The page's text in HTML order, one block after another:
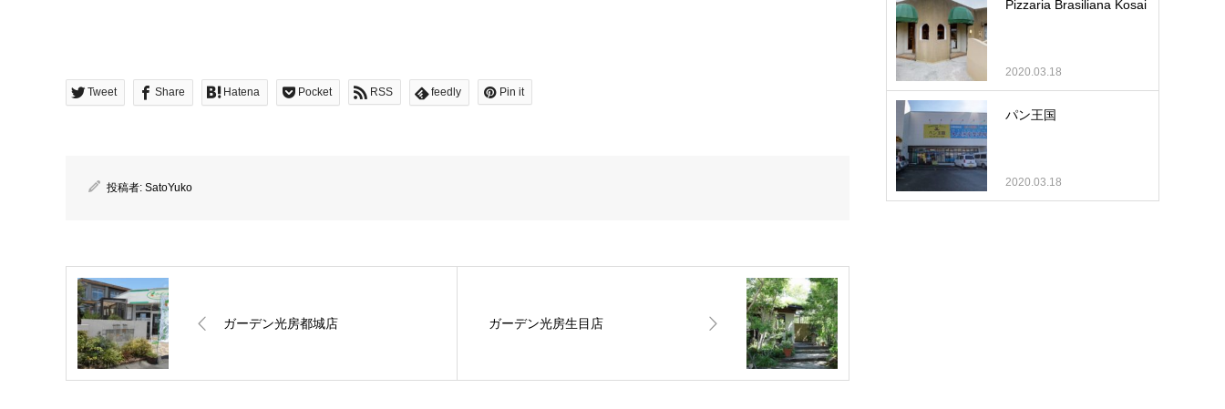
Tweet Share Hatena Pocket RSS feedly Pin it
投稿者: SatoYuko
ガーデン光房都城店 ガーデン光房生目店
Pizzaria Brasiliana Kosai
2020.03.18
パン王国
2020.03.18